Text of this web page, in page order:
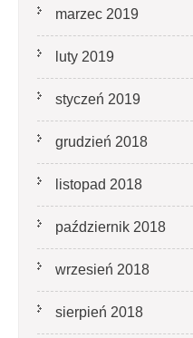
marzec 2019
luty 2019
styczeń 2019
grudzień 2018
listopad 2018
październik 2018
wrzesień 2018
sierpień 2018